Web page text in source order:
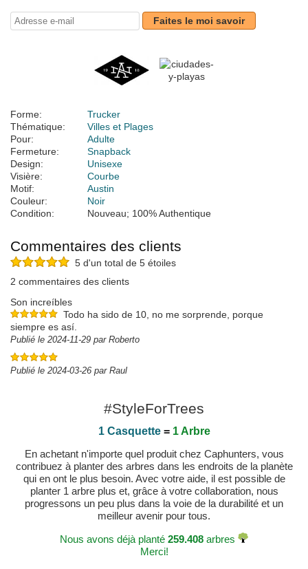
Faites le moi savoir
Forme:
Trucker
Thématique:
Villes et Plages
Pour:
Adulte
Fermeture:
Snapback
Design:
Unisexe
Visière:
Courbe
Motif:
Austin
Couleur:
Noir
Condition:
Nouveau; 100% Authentique
Commentaires des clients
5 d'un total de 5 étoiles
2 commentaires des clients
Son increíbles
Todo ha sido de 10, no me sorprende, porque
siempre es así.
Publié le 2024-11-29 par Roberto
Publié le 2024-03-26 par Raul
#StyleForTrees
1 Casquette= 1 Arbre
En achetant n'importe quel produit chez Caphunters, vous
contribuez à planter des arbres dans les endroits de la planète
qui en ont le plus besoin. Avec votre aide, il est possible de
planter 1 arbre plus et, grâce à votre collaboration, nous
progressons un peu plus dans la voie de la durabilité et un
meilleur avenir pour tous.
Nous avons déjà planté 259.408 arbres
Merci!